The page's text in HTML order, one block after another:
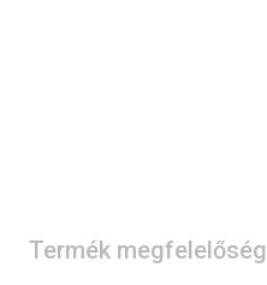
Termék megfelelőség